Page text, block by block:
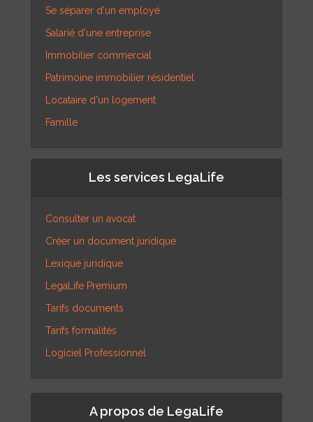
Se séparer d'un employé
Salarié d'une entreprise
Immobilier commercial
Patrimoine immobilier résidentiel
Locataire d'un logement
Famille
Les services LegaLife
Consulter un avocat
Créer un document juridique
Lexique juridique
LegaLife Premium
Tarifs documents
Tarifs formalités
Logiciel Professionnel
A propos de LegaLife